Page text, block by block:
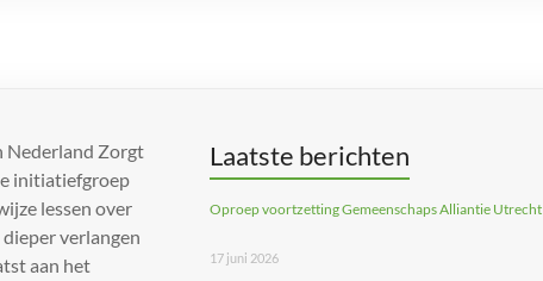
Nederland Zorgt
initiatiefgroep
lessen over
verlangen
aan het
Laatste berichten
Oproep voortzetting Gemeenschaps Alliantie Utrecht
17 juni 2026